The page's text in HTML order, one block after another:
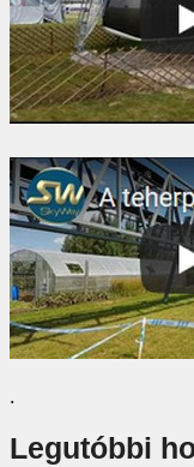
.
Legutóbbi